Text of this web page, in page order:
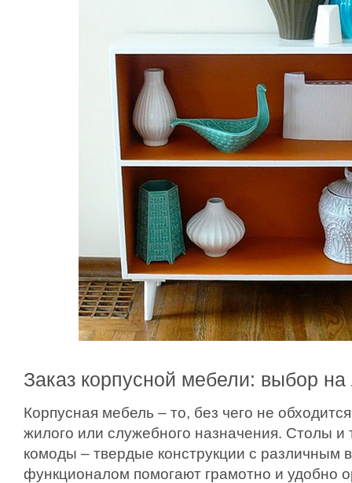
Заказ корпусной мебели: выбор
Корпусная мебель – то, без чего не
жилого или служебного назначения. Столы
комоды – твердые конструкции с различным
функционалом помогают грамотно и удобно